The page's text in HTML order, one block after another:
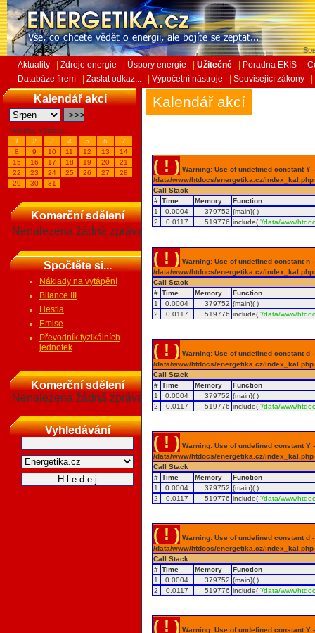
Aktuality Zdroje energie Úspory energie Užitečné Poradna EKIS
Databáze firem
Zaslat odkaz... Výpočetní nástroje Související zákony
Kalendář akcí
Veletrhy, Výstavy...
1
2 3 4 5 6
7
8
9 10 11 12 13
14
15
16 17 18 19 20
21
22
23 24 25 26 27
28
29
30 31
Komerční sdělení
Nenalezena žádná zpráva
Spočtěte si...
Náklady na vytápění
Bilance III
Hestia
Emise
Převodník fyzikálních
jednotek
Komerční sdělení
Nenalezena žádná zpráva
Vyhledávání
Kalendář akcí
( ! ) Warning: Use of undefined constant
/data/www/htdocs/energetika.cz/
Call Stack
# Time Memory
Function
1
0.0004 379752 {main}( )
2
0.0117 519776 include('/data/www/
( ! ) Warning: Use of undefined constant
/data/www/htdocs/energetika.cz/
Call Stack
# Time Memory
Function
1
0.0004 379752 {main}( )
2
0.0117 519776 include('/data/www/
( ! ) Warning: Use of undefined constant
/data/www/htdocs/energetika.cz/
Call Stack
# Time Memory
Function
1
0.0004 379752 {main}( )
2
0.0117 519776 include('/data/www/
( ! ) Warning: Use of undefined constant
/data/www/htdocs/energetika.cz/
Call Stack
# Time Memory
Function
1
0.0004 379752 {main}( )
2
0.0117 519776 include('/data/www/
( ! ) Warning: Use of undefined constant
/data/www/htdocs/energetika.cz/
Call Stack
# Time Memory
Function
1
0.0004 379752 {main}( )
2
0.0117 519776 include('/data/www/
( ! ) Warning: Use of undefined constant